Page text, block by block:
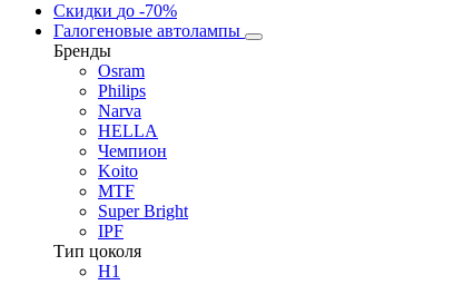
Скидки до -70%
Галогеновые автолампы
Бренды
Osram
Philips
Narva
HELLA
Чемпион
Koito
MTF
Super Bright
IPF
Тип цоколя
H1